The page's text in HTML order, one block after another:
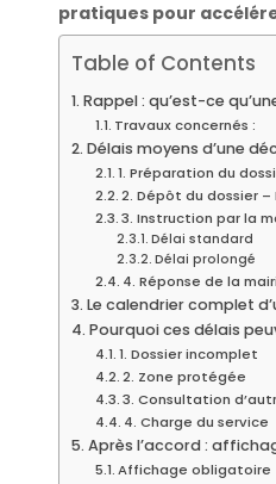
pratiques pour
Table of Contents
Rappel : qu’est-ce
Travaux concernés :
Délais moyens d’une
1. Préparation du
2. Dépôt du dossier
3. Instruction par la
Délai standard
Délai prolongé
4. Réponse de la
Le calendrier complet
Pourquoi ces délais
1. Dossier incomplet
2. Zone protégée
3. Consultation
4. Charge du service
Après l’accord :
Affichage obligatoire